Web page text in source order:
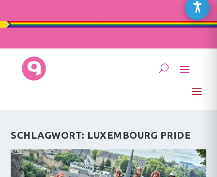
SCHLAGWORT: LUXEMBOURG PRIDE